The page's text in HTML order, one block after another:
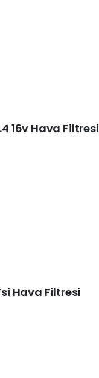
16v Hava Filtresi
Hava Filtresi